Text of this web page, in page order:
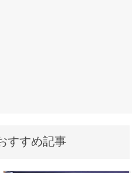
すすめ記事